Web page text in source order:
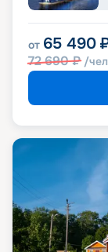
от 65 490
72 690₽ /чел